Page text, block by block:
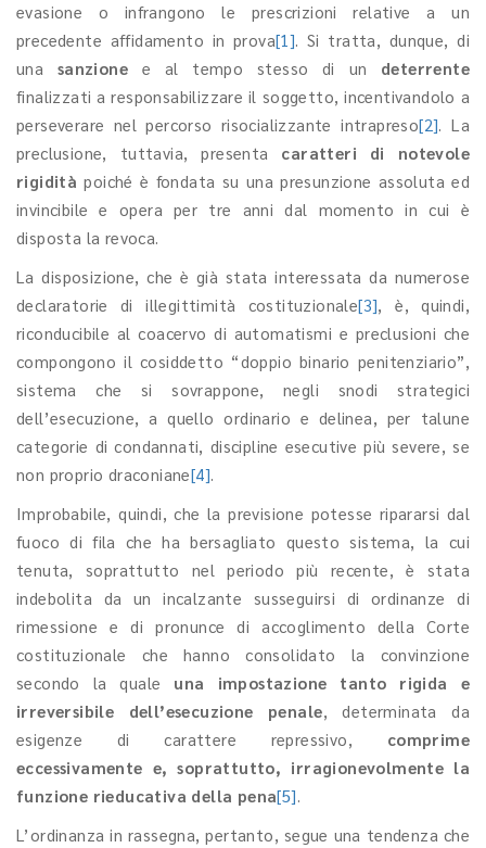
evasione o infrangono le prescrizioni relative a un
precedente affidamento in prova[1]. Si tratta, dunque, di
una sanzione e al tempo stesso di un deterrente
finalizzati a responsabilizzare il soggetto, incentivandolo a
perseverare nel percorso risocializzante intrapreso[2]. La
preclusione, tuttavia, presenta caratteri di notevole
rigidità poiché è fondata su una presunzione assoluta ed
invincibile e opera per tre anni dal momento in cui è
disposta la revoca.
La disposizione, che è già stata interessata da numerose
declaratorie di illegittimità costituzionale[3], è, quindi,
riconducibile al coacervo di automatismi e preclusioni che
compongono il cosiddetto “doppio binario penitenziario”,
sistema che si sovrappone, negli snodi strategici
dell’esecuzione, a quello ordinario e delinea, per talune
categorie di condannati, discipline esecutive più severe, se
non proprio draconiane[4].
Improbabile, quindi, che la previsione potesse ripararsi dal
fuoco di fila che ha bersagliato questo sistema, la cui
tenuta, soprattutto nel periodo più recente, è stata
indebolita da un incalzante susseguirsi di ordinanze di
rimessione e di pronunce di accoglimento della Corte
costituzionale che hanno consolidato la convinzione
secondo la quale una impostazione tanto rigida e
irreversibile dell’esecuzione penale, determinata da
esigenze di carattere repressivo, comprime
eccessivamente e, soprattutto, irragionevolmente la
funzione rieducativa della pena[5].
L’ordinanza in rassegna, pertanto, segue una tendenza che